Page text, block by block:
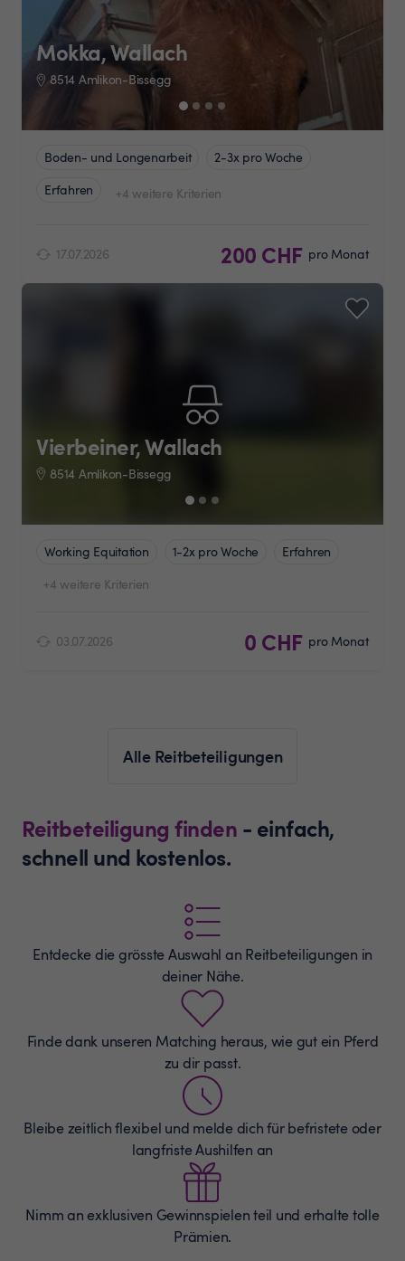
Mokka, Wallach
8514 Amlikon-Bissegg
Boden- und Longenarbeit
2-3x pro Woche
Erfahren
+4 weitere Kriterien
17.07.2026 200 CHF pro Monat
Vierbeiner, Wallach
8514 Amlikon-Bissegg
Working Equitation 1-2x pro Woche
Erfahren
+4 weitere Kriterien
03.07.2026 0 CHF pro Monat
Alle Reitbeteiligungen
Reitbeteiligung finden - einfach,
schnell und kostenlos.
Entdecke die grösste Auswahl an Reitbeteiligungen in
deiner Nähe.
Finde dank unseren Matching heraus, wie gut ein Pferd
zu dir passt.
Bleibe zeitlich flexibel und melde dich für befristete oder
langfriste Aushilfen an
Nimm an exklusiven Gewinnspielen teil und erhalte tolle
Prämien.